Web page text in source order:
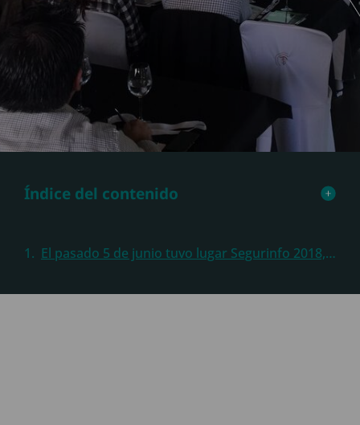
Índice del contenido
El pasado 5 de junio tuvo lugar Segurinfo 2018, donde estuvo presente el equipo de ciberseguridad de Sothis para compartir experiencias y estrategias que ayuden a mejorar la seguridad de nuestros clientes, pero sobre todo para ayudar en la lucha contra el cibercrimen.